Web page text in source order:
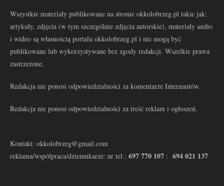
Wszystkie materiały publikowane na stronie okkolobrzeg.pl takie jak:
artykuły, zdjęcia (w tym szczególnie zdjęcia autorskie), materiały audio
i wideo są własnością portalu okkolobrzeg.pl i nie mogą być
publikowane lub wykorzystywane bez zgody redakcji. Wszelkie prawa
zastrzeżone.
Redakcja nie ponosi odpowiedzialności za komentarze Internautów.
Redakcja nie ponosi odpowiedzialności za treść reklam i ogłoszeń.
Kontakt: okkolobrzeg@gmail.com
reklama/współpraca/dziennikarze: nr tel.: 697 770 107 : 694 021 137